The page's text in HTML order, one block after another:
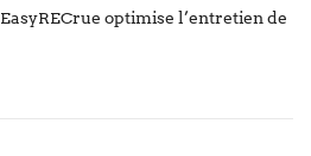
EasyRECrue optimise l’entretien de